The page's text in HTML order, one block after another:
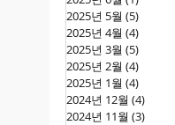
2025년 5월 (5)
2025년 4월 (4)
2025년 3월 (5)
2025년 2월 (4)
2025년 1월 (4)
2024년 12월 (4)
2024년 11월 (3)